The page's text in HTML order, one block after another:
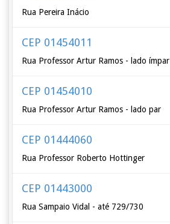
Rua Pereira Inácio
CEP 01454011
Rua Professor Artur Ramos - lado ímpar
CEP 01454010
Rua Professor Artur Ramos - lado par
CEP 01444060
Rua Professor Roberto Hottinger
CEP 01443000
Rua Sampaio Vidal - até 729/730